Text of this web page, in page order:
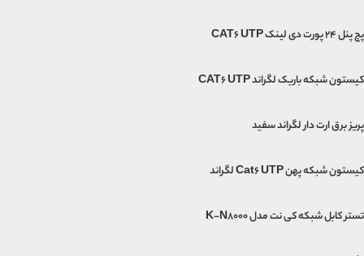
پچ پنل 24 پورت دی لینک CAT6 UTP
کیستون شبکه باریک لگراند CAT6 UTP
پریز برق ارت دار لگراند سفید
کیستون شبکه پهن Cat6 UTP لگراند
تستر کابل شبکه کی نت مدل K-N8000